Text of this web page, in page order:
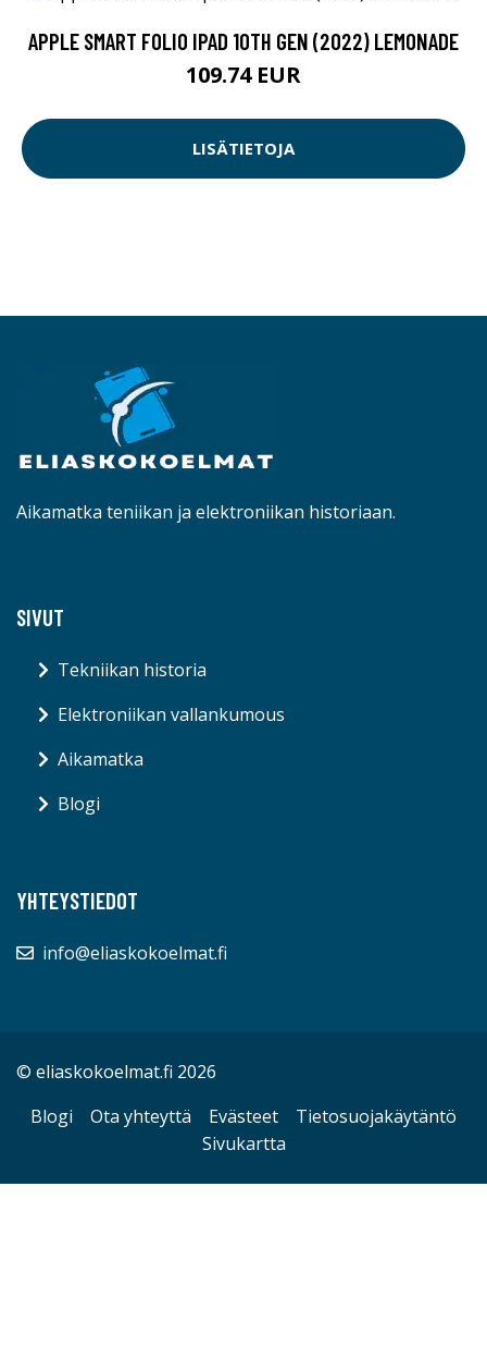
APPLE SMART FOLIO IPAD 10TH GEN (2022) LEMONADE
109.74 EUR
LISÄTIETOJA
Aikamatka teniikan ja elektroniikan historiaan.
SIVUT
Tekniikan historia
Elektroniikan vallankumous
Aikamatka
Blogi
YHTEYSTIEDOT
info@eliaskokoelmat.fi
© eliaskokoelmat.fi 2026
Blogi
Ota yhteyttä Evästeet
Tietosuojakäytäntö
Sivukartta